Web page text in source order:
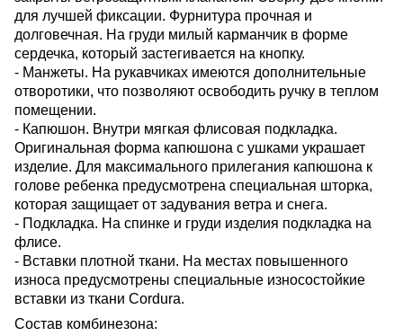
для лучшей фиксации. Фурнитура прочная и
долговечная. На груди милый карманчик в форме
сердечка, который застегивается на кнопку.
- Манжеты. На рукавчиках имеются дополнительные
отворотики, что позволяют освободить ручку в теплом
помещении.
- Капюшон. Внутри мягкая флисовая подкладка.
Оригинальная форма капюшона с ушками украшает
изделие. Для максимального прилегания капюшона к
голове ребенка предусмотрена специальная шторка,
которая защищает от задувания ветра и снега.
- Подкладка. На спинке и груди изделия подкладка на
флисе.
- Вставки плотной ткани. На местах повышенного
износа предусмотрены специальные износостойкие
вставки из ткани Cordura.
Состав комбинезона: